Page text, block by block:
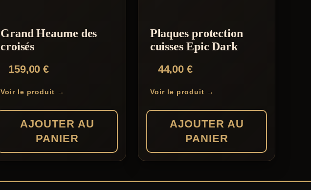
variations.
Les
peuvent
être
sur
du
Grand Heaume des
croisés
159,00€
Voir le produit →
AJOUTER AU
PANIER
Plaques protection
cuisses Epic Dark
44,00€
Voir le produit →
AJOUTER AU
PANIER